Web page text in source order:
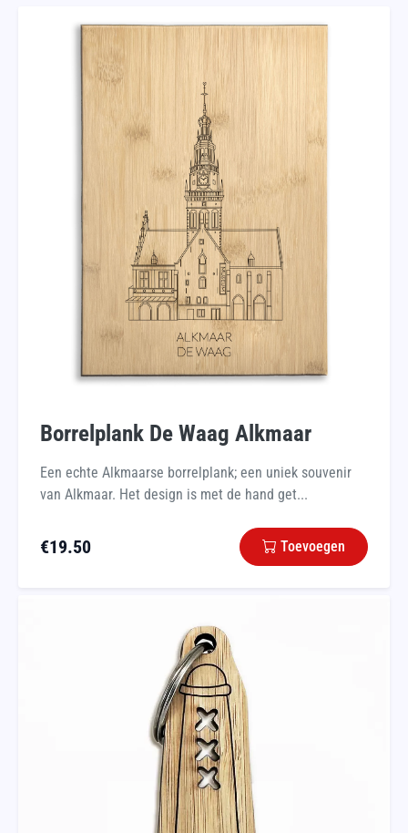
Borrelplank De Waag Alkmaar
Een echte Alkmaarse borrelplank; een uniek souvenir
van Alkmaar. Het design is met de hand get...
€19.50 Toevoegen